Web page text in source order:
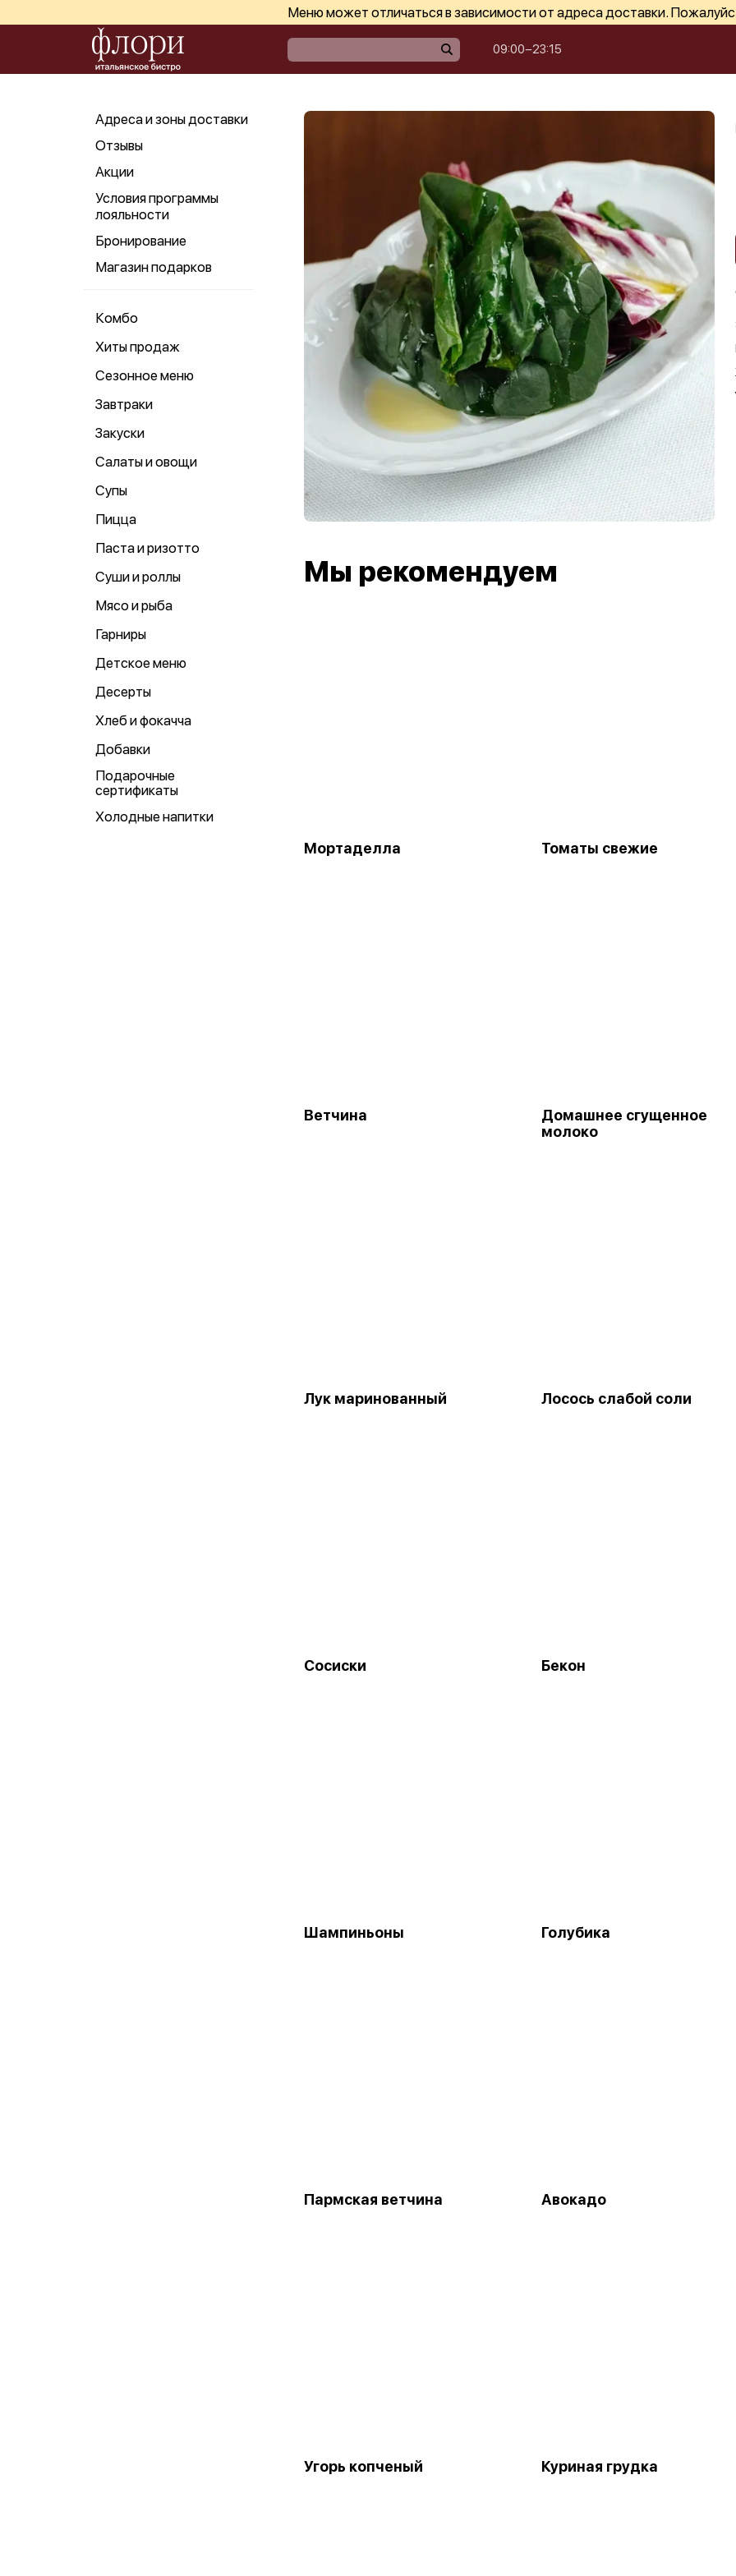
Меню может отличаться в зависимости от адреса доставки.
09:00−23:15
Адреса и зоны доставки
Отзывы
Акции
Условия программы
лояльности
Бронирование
Магазин подарков
Комбо
Хиты продаж
Сезонное меню
Завтраки
Закуски
Салаты и овощи
Супы
Пицца
Паста и ризотто
Суши и роллы
Мясо и рыба
Гарниры
Детское меню
Десерты
Хлеб и фокачча
Добавки
Подарочные
сертификаты
Холодные напитки
Мы рекомендуем
Мортаделла Томаты свежие
Ветчина
Домашнее сгущенное
молоко
Лук маринованный Лосось слабой соли
Сосиски Бекон
Шампиньоны Голубика
Пармская ветчина Авокадо
Угорь копченый Куриная грудка